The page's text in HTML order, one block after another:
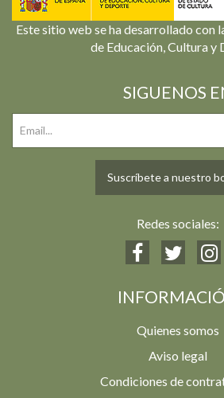
Este sitio web se ha desarrollado con
de Educación, Cultura y
SIGUENOS
Suscríbete a nuestro
Redes sociales:
Quienes somos
Aviso legal
Condiciones de